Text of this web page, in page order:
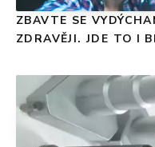
ZBAVTE SE
ZDRAVĚJI. JDE TO I